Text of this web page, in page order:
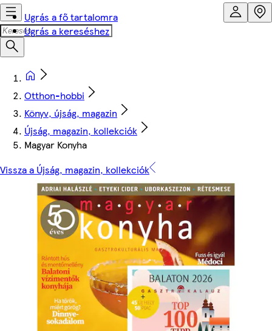
Ugrás a fő tartalomra
Ugrás a kereséshez
Otthon-hobbi
Könyv, újság, magazin
Újság, magazin, kollekciók
Magyar Konyha
Vissza a Újság, magazin, kollekciók